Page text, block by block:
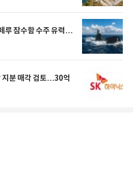
루 잠수함 수주 유력…
지분 매각 검토…30억